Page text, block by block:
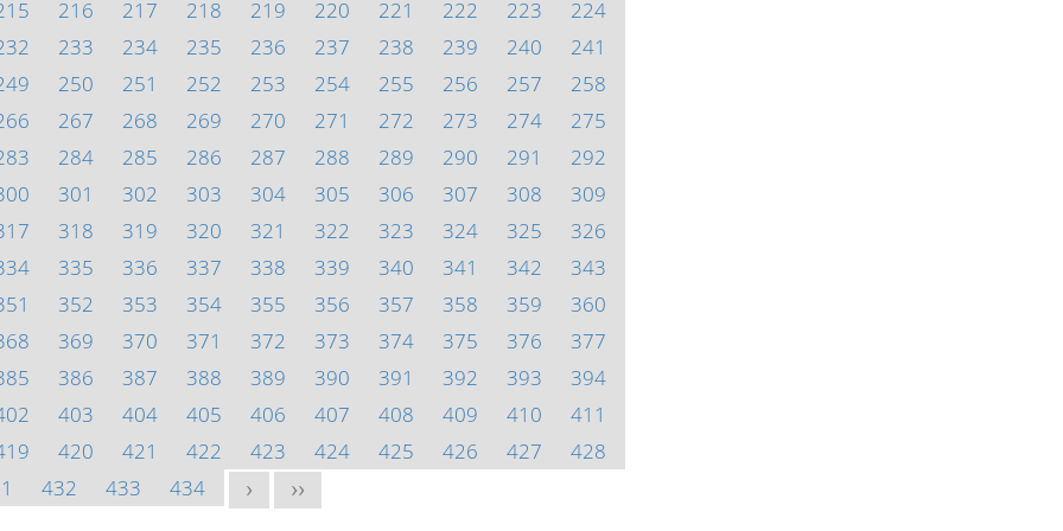
216 217 218 219 220 221 222 223
224
233 234 235 236 237 238 239 240
241
250 251 252 253 254 255 256 257
258
267 268 269 270 271 272 273 274
275
284 285 286 287 288 289 290 291
292
301 302 303 304 305 306 307 308
309
318 319 320 321 322 323 324 325
326
335 336 337 338 339 340 341 342
343
352 353 354 355 356 357 358 359
360
369 370 371 372 373 374 375 376
377
386 387 388 389 390 391 392 393
394
403 404 405 406 407 408 409 410
411
420 421 422 423 424 425 426 427
428
432 433 434 > >>